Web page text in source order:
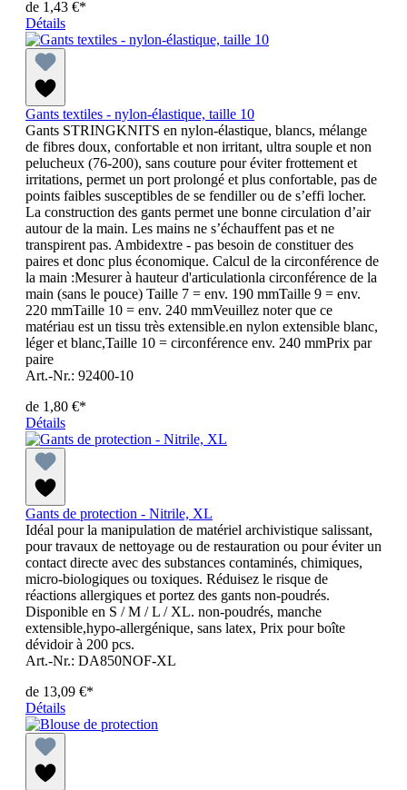
de 1,43 €*
Détails
Gants textiles - nylon-élastique, taille 10
Gants STRINGKNITS en nylon-élastique, blancs, mélange
de fibres doux, confortable et non irritant, ultra souple et non
pelucheux (76-200), sans couture pour éviter frottement et
irritations, permet un port prolongé et plus confortable, pas de
points faibles susceptibles de se fendiller ou de s’effi locher.
La construction des gants permet une bonne circulation d’air
autour de la main. Les mains ne s’échauffent pas et ne
transpirent pas. Ambidextre - pas besoin de constituer des
paires et donc plus économique. Calcul de la circonférence de
la main :Mesurer à hauteur d'articulationla circonférence de la
main (sans le pouce) Taille 7 = env. 190 mmTaille 9 = env.
220 mmTaille 10 = env. 240 mmVeuillez noter que ce
matériau est un tissu très extensible.en nylon extensible blanc,
léger et blanc,Taille 10 = circonférence env. 240 mmPrix par
paire
Art.-Nr.: 92400-10
de 1,80 €*
Détails
Gants de protection - Nitrile, XL
Idéal pour la manipulation de matériel archivistique salissant,
pour travaux de nettoyage ou de restauration ou pour éviter un
contact directe avec des substances contaminés, chimiques,
micro-biologiques ou toxiques. Réduisez le risque de
réactions allergiques et portez des gants non-poudrés.
Disponible en S / M / L / XL. non-poudrés, manche
extensible,hypo-allergénique, sans latex, Prix pour boîte
dévidoir à 200 pcs.
Art.-Nr.: DA850NOF-XL
de 13,09 €*
Détails